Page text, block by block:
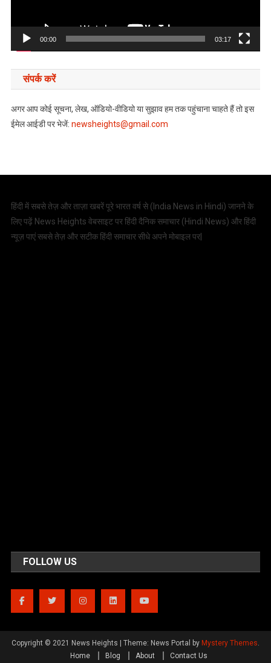
00:00 03:17
संपर्क करें
अगर आप कोई सूचना, लेख, ऑडियो-वीडियो या सुझाव हम तक पहुंचाना चाहते हैं तो इस
ईमेल आईडी पर भेजें: newsheights@gmail.com
हिंदी में सबसे तेज़ और ताज़ा खबरें पूरे भारत वर्ष से ( India News in Hindi) जानने के
लिए पढ़ें News Heights वेबसाइट पर हिंदी दैनिक समाचार (Hindi News) और हिंदी
न्यूज़ पाएं सबसे तेज़ और सटीक हिंदी समाचार सीधे अपने मोबाइल पर|
FOLLOW US
Copyright © 2021 News Heights Theme: News Portal by Mystery Themes.
Home
Blog About Contact Us